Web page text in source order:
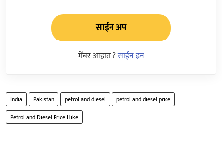
साईन अप
मेंबर आहात ?साईन इन
India Pakistan petrol and diesel
petrol and diesel price
Petrol and Diesel Price Hike